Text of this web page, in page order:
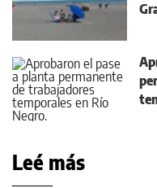
Leé más